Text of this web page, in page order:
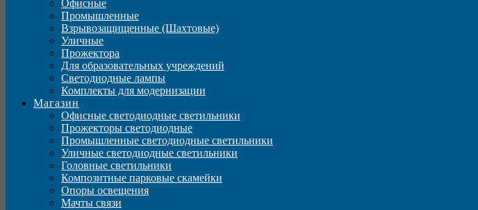
Офисные
Промышленные
Взрывозащищенные (Шахтовые)
Уличные
Прожектора
Для образовательных учреждений
Светодиодные лампы
Комплекты для модернизации
Магазин
Офисные светодиодные светильники
Прожекторы светодиодные
Промышленные светодиодные светильники
Уличные светодиодные светильники
Головные светильники
Композитные парковые скамейки
Опоры освещения
Мачты связи